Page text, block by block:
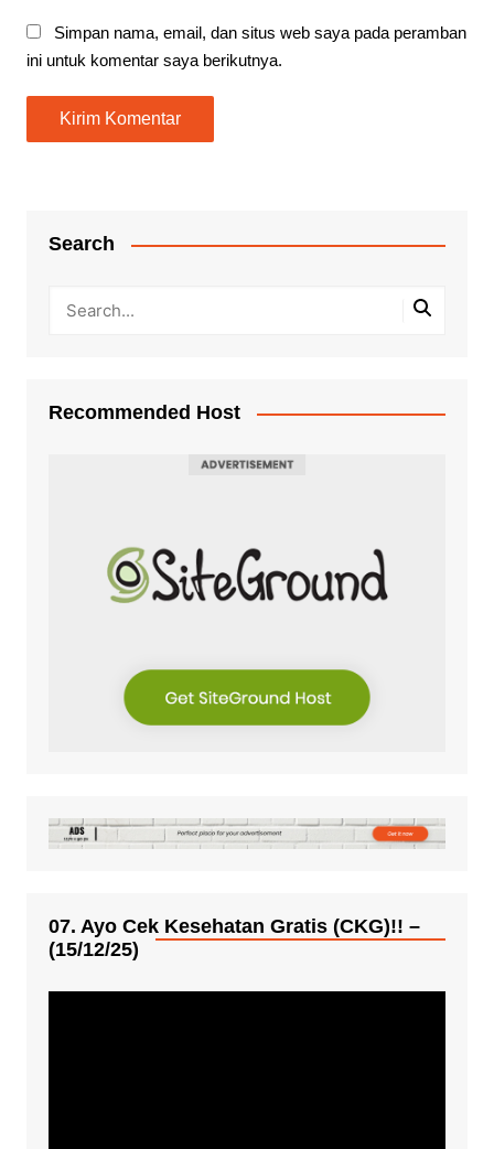
Simpan nama, email, dan situs web saya pada peramban
ini untuk komentar saya berikutnya.
Search
Recommended Host
07. Ayo Cek Kesehatan Gratis (CKG)!! –
(15/12/25)